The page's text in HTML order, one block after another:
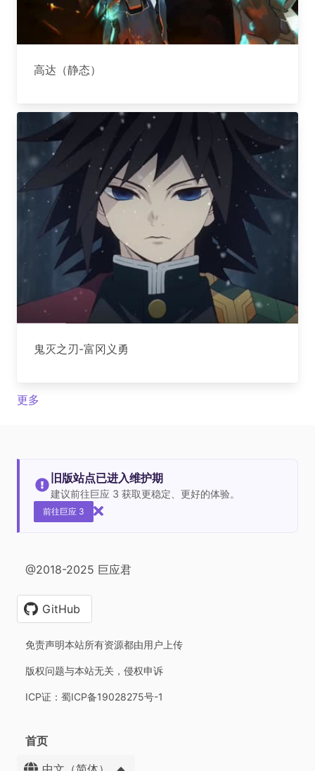
高达（静态）
鬼灭之刃-富冈义勇
更多
旧版站点已进入维护期
建议前往巨应 3 获取更稳定、更好的体验。
前往巨应 3
@2018-2025 巨应君
GitHub
免责声明本站所有资源都由用户上传
版权问题与本站无关，侵权申诉
ICP证：蜀ICP备19028275号-1
首页